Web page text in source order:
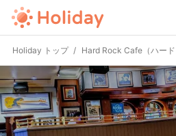
Holiday トップ Hard Rock Cafe（ハード